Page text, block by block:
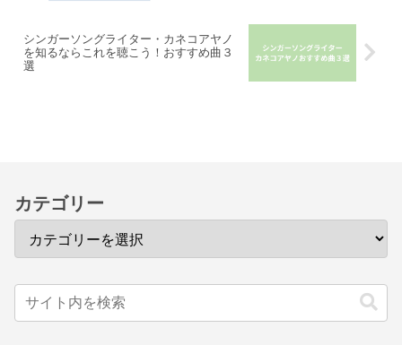
シンガーソングライター・カネコアヤノ
を知るならこれを聴こう！おすすめ曲３
選
カテゴリー